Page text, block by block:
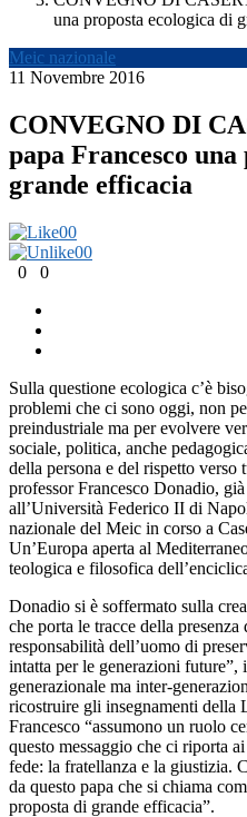
una proposta ecologica di
Meic nazionale
11 Novembre 2016
CONVEGNO DI
papa Francesco
grande efficacia
00
00
0
0
Sulla questione ecologica c’è
problemi che ci sono oggi, non
preindustriale ma per evolvere
sociale, politica, anche
della persona e del rispetto
professor Francesco Donadio,
all’Università Federico II di
nazionale del Meic in corso a
Un’Europa aperta al
teologica e filosofica
Donadio si è soffermato sulla
che porta le tracce della
responsabilità dell’uomo di
intatta per le generazioni future”,
generazionale ma inter-
ricostruire gli insegnamenti della
Francesco “assumono un ruolo
questo messaggio che ci riporta
fede: la fratellanza e la giustizia.
da questo papa che si chiama
proposta di grande efficacia”.